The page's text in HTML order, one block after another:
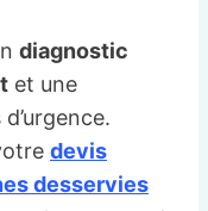
diagnostic
et une
devis
desservies